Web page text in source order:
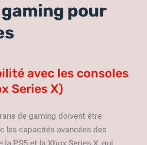
pour
avec les consoles
Series X)
de gaming doivent être
les capacités avancées des
PS5 et la Xbox Series X, qui